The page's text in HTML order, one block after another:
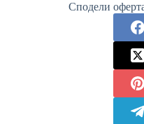
Сподели